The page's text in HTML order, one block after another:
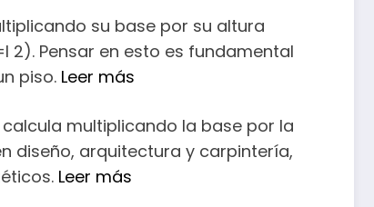
su base por su altura
Pensar en esto es fundamental
piso. Leer más
multiplicando la base por la
diseño, arquitectura y carpintería,
Leer más